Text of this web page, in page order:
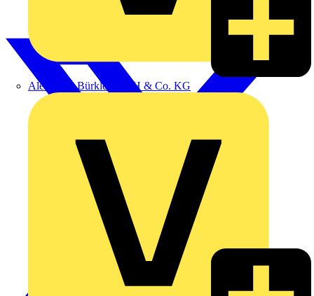
Alexander Bürkle GmbH & Co. KG